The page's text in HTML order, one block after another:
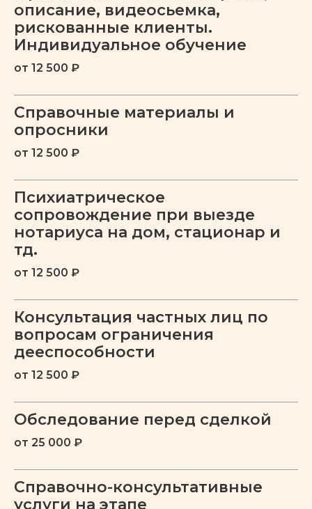
описание, видеосьемка,
рискованные клиенты.
Индивидуальное обучение
от 12 500 ₽
Справочные материалы и
опросники
от 12 500 ₽
Психиатрическое
сопровождение при выезде
нотариуса на дом, стационар и
тд.
от 12 500 ₽
Консультация частных лиц по
вопросам ограничения
дееспособности
от 12 500 ₽
Обследование перед сделкой
от 25 000 ₽
Справочно-консультативные
услуги на этапе
расстройство личности
Расстройства
аутистического спектра
ПОДРОБНЕЕ
Пограничное
расстройство личности
ПОДРОБНЕЕ
Паническое расстройство
Депрессия